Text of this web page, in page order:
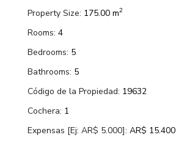
Property Size: 175.00 m2
Rooms: 4
Bedrooms: 5
Bathrooms: 5
Código de la Propiedad: 19632
Cochera: 1
Expensas [Ej: AR$ 5.000]: AR$ 15.400